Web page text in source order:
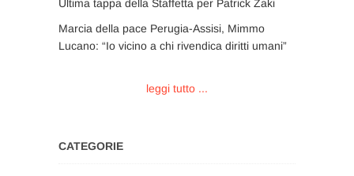
Ultima tappa della Staffetta per Patrick Zaki
Marcia della pace Perugia-Assisi, Mimmo
Lucano: “Io vicino a chi rivendica diritti umani”
leggi tutto ...
CATEGORIE